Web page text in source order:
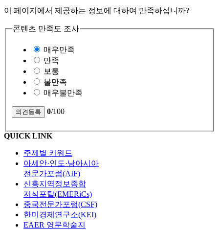
이 페이지에서 제공하는 정보에 대하여 만족하십니까?
콘텐츠 만족도 조사
매우만족
만족
보통
불만족
매우불만족
0/100
QUICK LINK
주제별 키워드
아세안·인도·남아시아
전문가포럼(AIF)
신흥지역정보종합
지식포탈(EMERiCs)
중국전문가포럼(CSF)
한미경제연구소(KEI)
EAER 영문학술지